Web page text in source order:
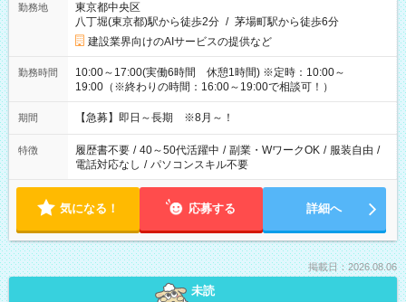
勤務地
東京都中央区
八丁堀(東京都)駅から徒歩2分 / 茅場町駅から徒歩6分
建設業界向けのAIサービスの提供など
勤務時間
10:00～17:00(実働6時間 休憩1時間) ※定時：10:00～
19:00（※終わりの時間：16:00～19:00で相談可！）
期間 【急募】即日～長期 ※8月～！
特徴 履歴書不要 / 40～50代活躍中 / 副業・WワークOK / 服装自由 /
電話対応なし / パソコンスキル不要
気になる！ 応募する 詳細へ
掲載日：2026.08.06
未読